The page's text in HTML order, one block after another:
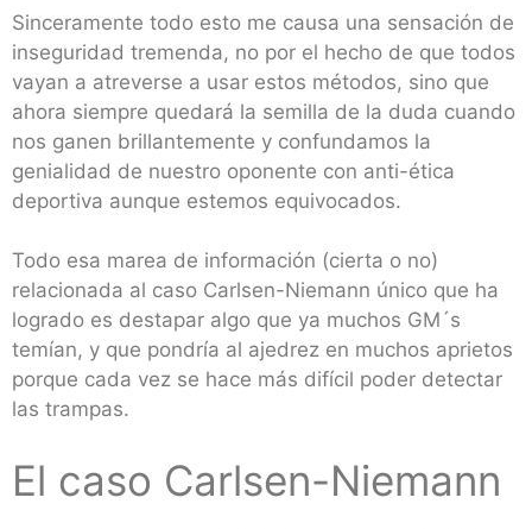
Sinceramente todo esto me causa una sensación de
inseguridad tremenda, no por el hecho de que todos
vayan a atreverse a usar estos métodos, sino que
ahora siempre quedará la semilla de la duda cuando
nos ganen brillantemente y confundamos la
genialidad de nuestro oponente con anti-ética
deportiva aunque estemos equivocados.
Todo esa marea de información (cierta o no)
relacionada al caso Carlsen-Niemann único que ha
logrado es destapar algo que ya muchos GM´s
temían, y que pondría al ajedrez en muchos aprietos
porque cada vez se hace más difícil poder detectar
las trampas.
El caso Carlsen-Niemann